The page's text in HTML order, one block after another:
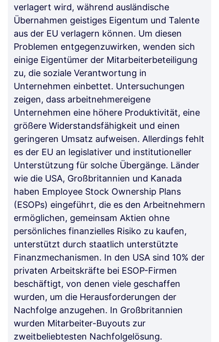
verlagert wird, während ausländische
Übernahmen geistiges Eigentum und Talente
aus der EU verlagern können. Um diesen
Problemen entgegenzuwirken, wenden sich
einige Eigentümer der Mitarbeiterbeteiligung
zu, die soziale Verantwortung in
Unternehmen einbettet. Untersuchungen
zeigen, dass arbeitnehmereigene
Unternehmen eine höhere Produktivität, eine
größere Widerstandsfähigkeit und einen
geringeren Umsatz aufweisen. Allerdings fehlt
es der EU an legislativer und institutioneller
Unterstützung für solche Übergänge. Länder
wie die USA, Großbritannien und Kanada
haben Employee Stock Ownership Plans
(ESOPs) eingeführt, die es den Arbeitnehmern
ermöglichen, gemeinsam Aktien ohne
persönliches finanzielles Risiko zu kaufen,
unterstützt durch staatlich unterstützte
Finanzmechanismen. In den USA sind 10% der
privaten Arbeitskräfte bei ESOP-Firmen
beschäftigt, von denen viele geschaffen
wurden, um die Herausforderungen der
Nachfolge anzugehen. In Großbritannien
wurden Mitarbeiter-Buyouts zur
zweitbeliebtesten Nachfolgelösung.